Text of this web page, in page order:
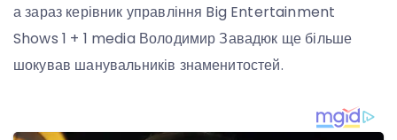
а зараз керівник управління Big Entertainment
Shows 1 + 1 media Володимир Завадюк ще більше
шокував шанувальників знаменитостей.